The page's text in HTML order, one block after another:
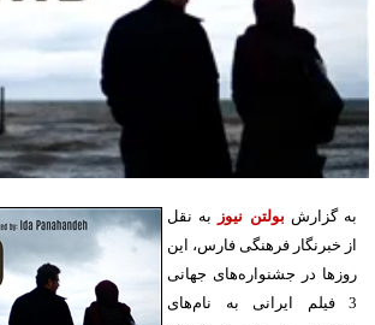
به گزارش بولتن نیوز
به نقل
از خبرنگار فرهنگی فارس، این
روزها در جشنواره‌های جهانی
3 فیلم ایرانی به نام‌های